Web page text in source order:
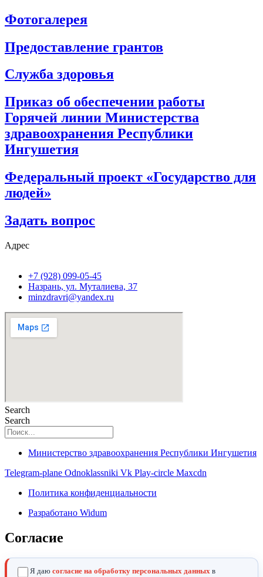
Фотогалерея
Предоставление грантов
Служба здоровья
Приказ об обеспечении работы
Горячей линии Министерства
здравоохранения Республики
Ингушетия
Федеральный проект «Государство для
людей»
Задать вопрос
Адрес
+7 (928) 099-05-45
Назрань, ул. Муталиева, 37
minzdravri@yandex.ru
Search
Search
Министерство здравоохранения Республики Ингушетия
Telegram-plane Odnoklassniki Vk Play-circle Maxcdn
Политика конфиденциальности
Разработано Widum
Согласие
Я даю согласие на обработку персональных данных в